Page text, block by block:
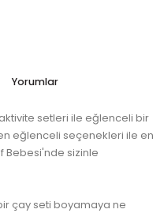
Yorumlar
setleri ile eğlenceli bir
eğlenceli seçenekleri ile en
Bebesi'nde sizinle
çay seti boyamaya ne